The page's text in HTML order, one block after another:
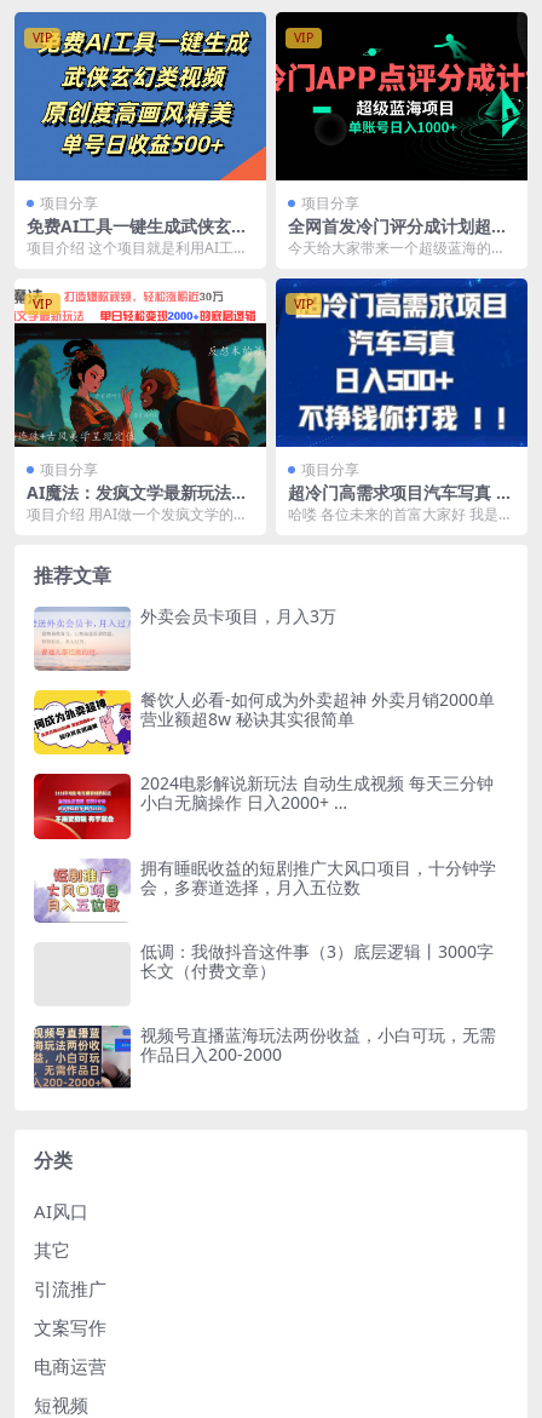
VIP
项目分享
免费AI工具一键生成武侠玄幻
类视频，原创度高画风精美，
项目介绍 这个项目就是利用AI工具
频，此工具完全免...
VIP
项目分享
全网首发冷门评分成计划超级
蓝海项目，AI一键制作轻松日
今天给大家带来一个超级蓝海的项
台流量扶持非常大，没...
VIP
项目分享
AI魔法：发疯文学最新玩法，
打造爆款视频，轻松涨粉近30
项目介绍 用AI做一个发疯文学的项
VIP
项目分享
超冷门高需求项目汽车写真 日
入500 不挣钱你打我!极力推
哈喽 各位未来的首富大家好 我是顺
推荐文章
外卖会员卡项目，月入3万
餐饮人必看-如何成为外卖超神 外卖月销2000单
营业额超8w 秘诀其实很简单
2024电影解说新玩法 自动生成视频 每天三分钟
小白无脑操作 日入2000+ …
拥有睡眠收益的短剧推广大风口项目，十分钟学
会，多赛道选择，月入五位数
低调：我做抖音这件事（3）底层逻辑丨3000字
长文（付费文章）
视频号直播蓝海玩法两份收益，小白可玩，无需
作品日入200-2000
分类
AI风口
其它
引流推广
文案写作
电商运营
短视频